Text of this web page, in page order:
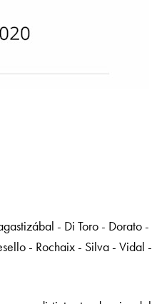
- Di Toro - Dorato -
- Rochaix - Silva - Vidal -